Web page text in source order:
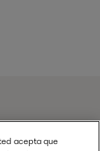
acepta que